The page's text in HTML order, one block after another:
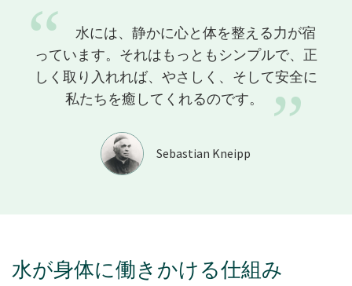
“
水には、静かに心と体を整える力が宿
っています。それはもっともシンプルで、正
しく取り入れれば、やさしく、そして安全に
私たちを癒してくれるのです。
”
Sebastian Kneipp
水が身体に働きかける仕組み